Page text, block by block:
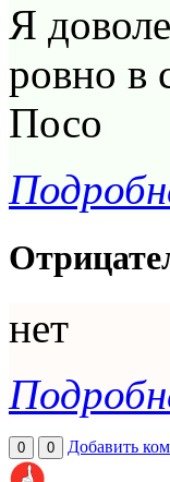
Я
ровно в
Посо
нет
0 0 Добавить